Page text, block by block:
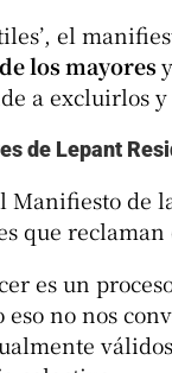
el
los mayores
a excluirlos
de Lepant
Manifiesto de
que reclaman
es un
no nos